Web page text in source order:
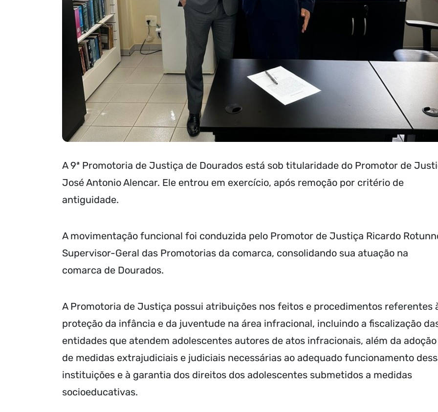
A 9ª Promotoria de Justiça de Dourados está sob titularidade do Promotor de
José Antonio Alencar. Ele entrou em exercício, após remoção por critério de
antiguidade.
A movimentação funcional foi conduzida pelo Promotor de Justiça Ricardo
Supervisor-Geral das Promotorias da comarca, consolidando sua atuação na
comarca de Dourados.
A Promotoria de Justiça possui atribuições nos feitos e procedimentos referentes
proteção da infância e da juventude na área infracional, incluindo a fiscalização
entidades que atendem adolescentes autores de atos infracionais, além da adoção
de medidas extrajudiciais e judiciais necessárias ao adequado funcionamento
instituições e à garantia dos direitos dos adolescentes submetidos a medidas
socioeducativas.